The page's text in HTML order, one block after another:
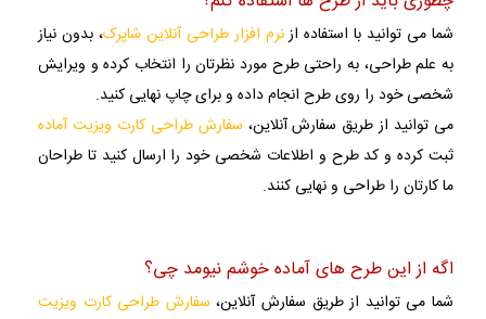
شما می توانید با استفاده ازنرم افزار طراحی آنلاین شاپرک، بدون نیاز
به علم طراحی، به راحتی طرح مورد نظرتان را انتخاب کرده و ویرایش
شخصی خود را روی طرح انجام داده و برای چاپ نهایی کنید.
می توانید از طریق سفارش آنلاین، سفارش طراحی کارت ویزیت آماده
ثبت کرده و کد طرح و اطلاعات شخصی خود را ارسال کنید تا طراحان
ما کارتان را طراحی و نهایی کنند.
اگه از این طرح های آماده خوشم نیومد چی؟
شما می توانید از طریق سفارش آنلاین، سفارش طراحی کارت ویزیت